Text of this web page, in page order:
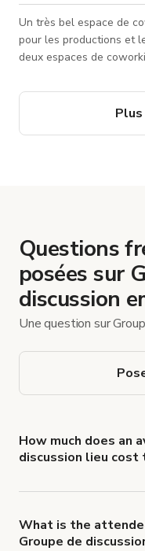
Un très bel espace de
pour les productions et les réunions.
deux espaces de
pour les jeunes professionnels. Cette
location complète qui
Questions
posées sur
discussion
Une question sur
How much does an
discussion lieu cost
What is the
Groupe de